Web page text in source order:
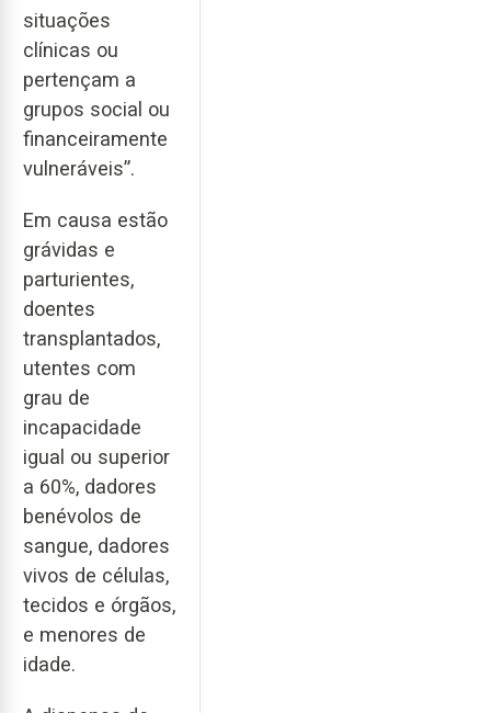
situações
clínicas ou
pertençam a
grupos social ou
financeiramente
vulneráveis”.
Em causa estão
grávidas e
parturientes,
doentes
transplantados,
utentes com
grau de
incapacidade
igual ou superior
a 60%, dadores
benévolos de
sangue, dadores
vivos de células,
tecidos e órgãos,
e menores de
idade.